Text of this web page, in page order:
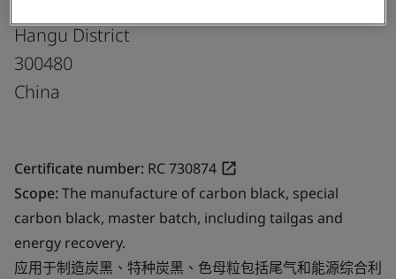
Hangu District
300480
China
Certificate number: RC 730874
Scope:The manufacture of carbon black, special
carbon black, master batch, including tailgas and
energy recovery.
应用于制造炭黑、特种炭黑、色母粒包括尾气和能源综合利